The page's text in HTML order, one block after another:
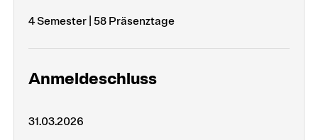
4 Semester | 58 Präsenztage
Anmeldeschluss
31.03.2026